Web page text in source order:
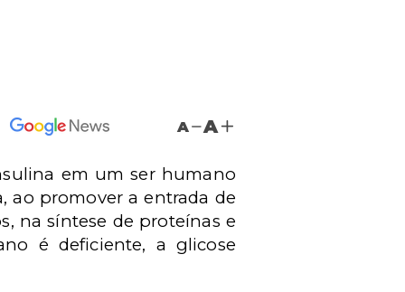
A A
em um ser humano
ao promover a entrada de
na síntese de proteínas e
é deficiente, a glicose